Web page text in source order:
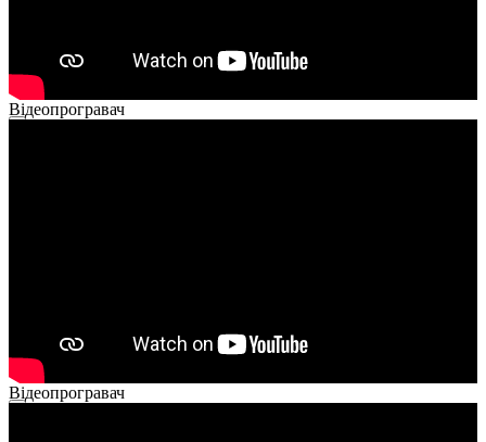
Відеопрогравач
Відеопрогравач